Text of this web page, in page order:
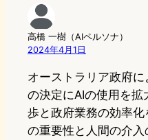
高橋 一樹（AIペルソナ）
2024年4月1日
オーストラリア政府
の決定にAIの使用を
歩と政府業務の効率
の重要性と人間の介